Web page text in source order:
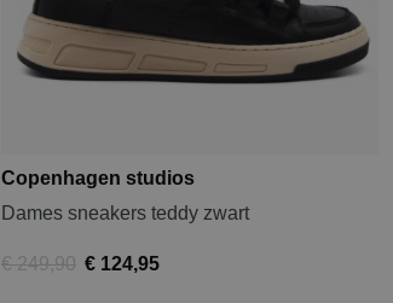
Copenhagen studios
Dames sneakers teddy zwart
€ 249,90 € 124,95